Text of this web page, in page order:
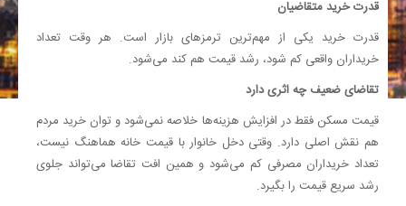
قدرت خرید متقاضیان
قدرت خرید یکی از مهم‌ترین ترمزهای بازار است. هر وقت تعداد
خریداران واقعی کم شود، رشد قیمت هم کند می‌شود.
تقاضای ضعیف چه اثری دارد
قیمت مسکن فقط در افزایش هزینه‌ها خلاصه نمی‌شود و توان خرید مردم
هم نقش اصلی دارد. وقتی دخل خانوار با قیمت خانه هماهنگ نیست،
تعداد خریداران مصرفی کم می‌شود و همین افت تقاضا می‌تواند جلوی
رشد سریع قیمت را بگیرد.